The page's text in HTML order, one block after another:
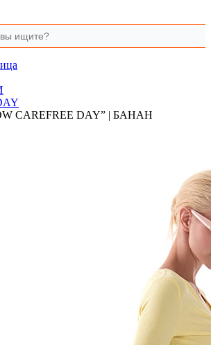
CAREFREE DAY” | БАНАН